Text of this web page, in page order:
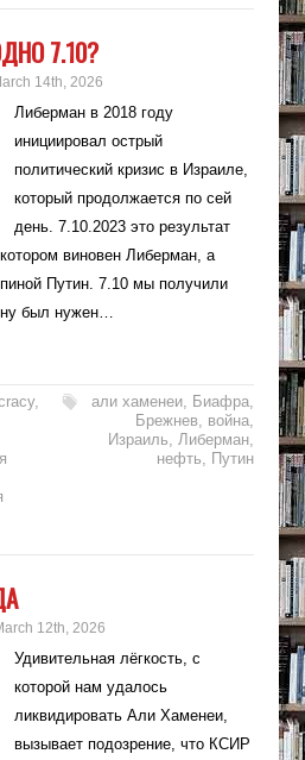
7.10?
14th, 2026
Либерман в 2018 году
инициировал острый
политический кризис в Израиле,
который продолжается по сей
день. 7.10.2023 это результат
виновен Либерман, а
Путин. 7.10 мы получили
был нужен…
,
али хаменеи, Биафра,
Брежнев, война,
Израиль,Либерман,
нефть, Путин
12th, 2026
Удивительная лёгкость, с
которой нам удалось
ликвидировать Али Хаменеи,
вызывает подозрение, что КСИР